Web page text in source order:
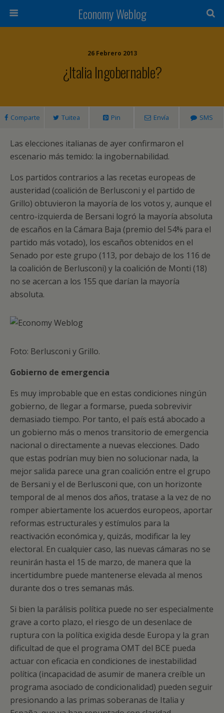
Economy Weblog
26 Febrero 2013
¿Italia Ingobernable?
Comparte Tuitea Pin Envía SMS
Las elecciones italianas de ayer confirmaron el
escenario más temido: la ingobernabilidad.
Los partidos contrarios a las recetas europeas de
austeridad (coalición de Berlusconi y el partido de
Grillo) obtuvieron la mayoría de los votos y, aunque el
centro-izquierda de Bersani logró la mayoría absoluta
de escaños en la Cámara Baja (premio del 54% para el
partido más votado), los escaños obtenidos en el
Senado por este grupo (113, por debajo de los 116 de
la coalición de Berlusconi) y la coalición de Monti (18)
no se acercan a los 155 que darían la mayoría
absoluta.
Foto: Berlusconi y Grillo.
Gobierno de emergencia
Es muy improbable que en estas condiciones ningún
gobierno, de llegar a formarse, pueda sobrevivir
demasiado tiempo. Por tanto, el país está abocado a
un gobierno más o menos transitorio de emergencia
nacional o directamente a nuevas elecciones. Dado
que estas podrían muy bien no solucionar nada, la
mejor salida parece una gran coalición entre el grupo
de Bersani y el de Berlusconi que, con un horizonte
temporal de al menos dos años, tratase a la vez de no
romper abiertamente los acuerdos europeos, aportar
reformas estructurales y estímulos para la
reactivación económica y, quizás, modificar la ley
electoral. En cualquier caso, las nuevas cámaras no se
reunirán hasta el 15 de marzo, de manera que la
incertidumbre puede mantenerse elevada al menos
durante dos o tres semanas más.
Si bien la parálisis política puede no ser especialmente
grave a corto plazo, el riesgo de un desenlace de
ruptura con la política exigida desde Europa y la gran
dificultad de que el programa OMT del BCE pueda
actuar con eficacia en condiciones de inestabilidad
política (incapacidad de asumir de manera creíble un
programa asociado de condicionalidad) pueden seguir
presionando a las primas soberanas de Italia y